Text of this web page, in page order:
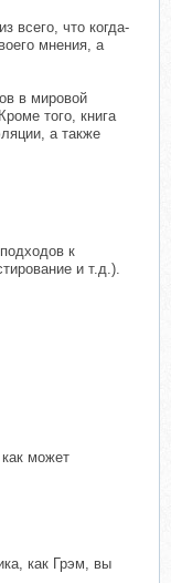
всего, что когда-
мнения, а
в мировой
того, книга
а также
к
и т.д.).
может
как Грэм, вы